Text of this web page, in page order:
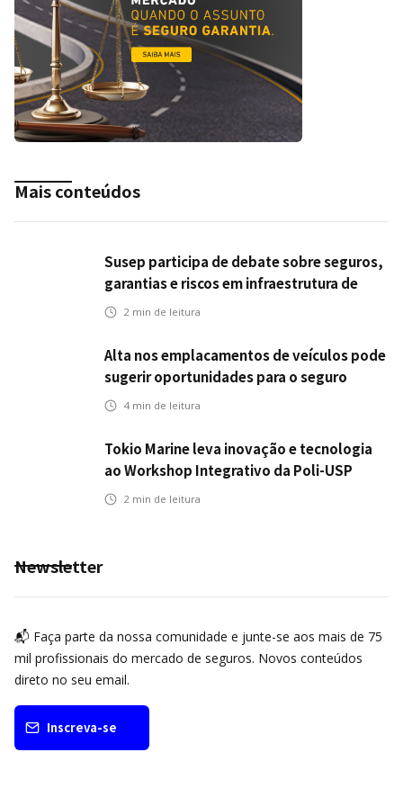
Mais conteúdos
Susep participa de debate sobre seguros,
garantias e riscos em infraestrutura de
transportes
2 min de leitura
Alta nos emplacamentos de veículos pode
sugerir oportunidades para o seguro
automotivo
4 min de leitura
Tokio Marine leva inovação e tecnologia
ao Workshop Integrativo da Poli-USP
2 min de leitura
Newsletter
📬 Faça parte da nossa comunidade e junte-se aos mais de 75
mil profissionais do mercado de seguros. Novos conteúdos
direto no seu email.
Inscreva-se